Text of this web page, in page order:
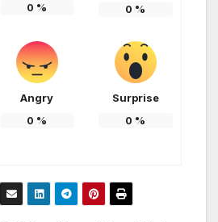
0 % 0 %
Angry
0 %
Surprise
0 %